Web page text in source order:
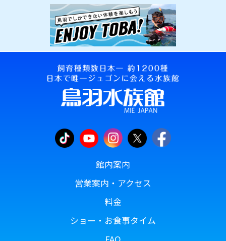
館内案内
営業案内・アクセス
料金
ショー・お食事タイム